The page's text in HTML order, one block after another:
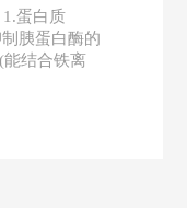
蛋白质
胰蛋白酶的
结合铁离